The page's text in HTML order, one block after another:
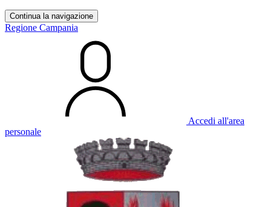
Continua la navigazione
Regione Campania
Accedi all'area
personale